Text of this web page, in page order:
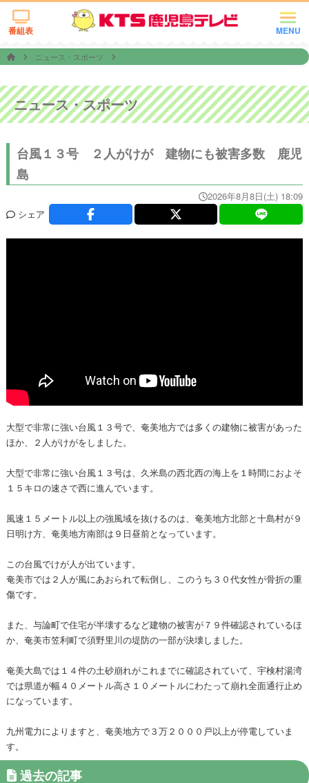
MENU
番組表
ニュース・スポーツ
ニュース・スポーツ
台風１３号 ２人がけが 建物にも被害多数 鹿児
島
2026年8月8日(土) 18:09
シェア
大型で非常に強い台風１３号で、奄美地方では多くの建物に被害があった
ほか、２人がけがをしました。
大型で非常に強い台風１３号は、久米島の西北西の海上を１時間におよそ
１５キロの速さで西に進んでいます。
風速１５メートル以上の強風域を抜けるのは、奄美地方北部と十島村が９
日明け方、奄美地方南部は９日昼前となっています。
この台風でけが人が出ています。
奄美市では２人が風にあおられて転倒し、このうち３０代女性が骨折の重
傷です。
また、与論町で住宅が半壊するなど建物の被害が７９件確認されているほ
か、奄美市笠利町で須野里川の堤防の一部が決壊しました。
奄美大島では１４件の土砂崩れがこれまでに確認されていて、宇検村湯湾
では県道が幅４０メートル高さ１０メートルにわたって崩れ全面通行止め
になっています。
九州電力によりますと、奄美地方で３万２０００戸以上が停電していま
す。
過去の記事